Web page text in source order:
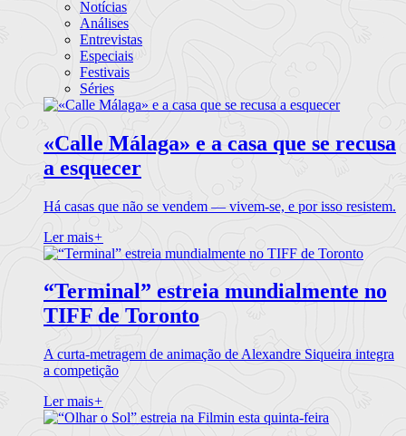
Notícias
Análises
Entrevistas
Especiais
Festivais
Séries
«Calle Málaga» e a casa que se recusa
a esquecer
Há casas que não se vendem — vivem-se, e por isso resistem.
Ler mais+
“Terminal” estreia mundialmente no
TIFF de Toronto
A curta-metragem de animação de Alexandre Siqueira integra
a competição
Ler mais+